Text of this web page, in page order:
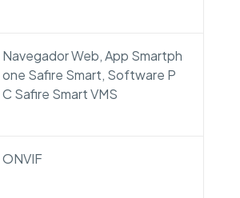
Navegador Web, App Smartph
one Safire Smart, Software P
C Safire Smart VMS
ONVIF